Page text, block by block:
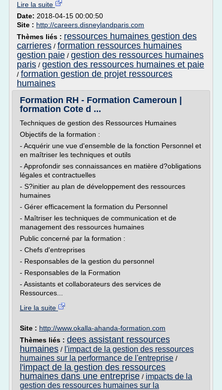
Lire la suite
Date: 2018-04-15 00:00:50
Site : http://careers.disneylandparis.com
Thèmes liés : ressources humaines gestion des
carrieres / formation ressources humaines
gestion paie / gestion des ressources humaines
paris / gestion des ressources humaines et paie
/ formation gestion de projet ressources
humaines
Formation RH - Formation Cameroun |
formation Cote d ...
Techniques de gestion des Ressources Humaines
Objectifs de la formation :
- Acquérir une vue d'ensemble de la fonction Personnel et
en maîtriser les techniques et outils
- Approfondir ses connaissances en matière d?obligations
légales et contractuelles
- S?initier au plan de développement des ressources
humaines
- Gérer efficacement la formation du Personnel
- Maîtriser les techniques de communication et de
management des ressources humaines
Public concerné par la formation :
- Chefs d'entreprises
- Responsables de la gestion du personnel
- Responsables de la Formation
- Assistants et collaborateurs des services de
Ressources...
Lire la suite
Site : http://www.okalla-ahanda-formation.com
Thèmes liés : dees assistant ressources
humaines / l'impact de la gestion des ressources
humaines sur la performance de l'entreprise /
l'impact de la gestion des ressources
humaines dans une entreprise / impacts de la
gestion des ressources humaines sur la